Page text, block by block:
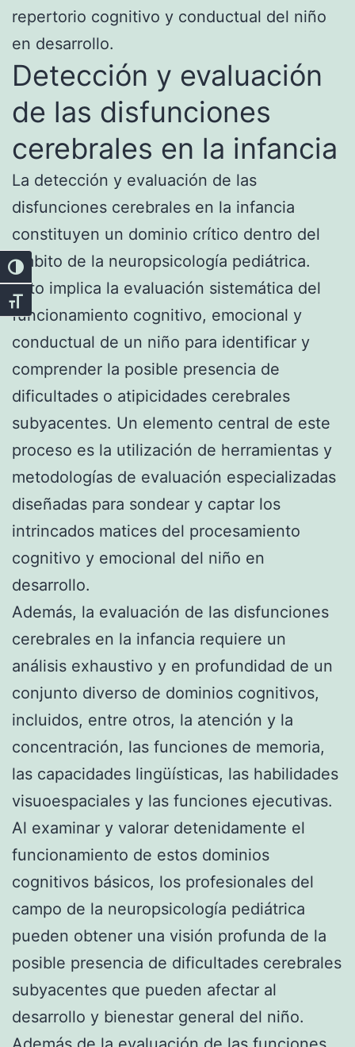
Alternar alto contraste
Alternar tamaño de letra
repertorio cognitivo y conductual del niño
en desarrollo.
Detección y evaluación
de las disfunciones
cerebrales en la infancia
La detección y evaluación de las
disfunciones cerebrales en la infancia
constituyen un dominio crítico dentro del
ámbito de la neuropsicología pediátrica.
Esto implica la evaluación sistemática del
funcionamiento cognitivo, emocional y
conductual de un niño para identificar y
comprender la posible presencia de
dificultades o atipicidades cerebrales
subyacentes. Un elemento central de este
proceso es la utilización de herramientas y
metodologías de evaluación especializadas
diseñadas para sondear y captar los
intrincados matices del procesamiento
cognitivo y emocional del niño en
desarrollo.
Además, la evaluación de las disfunciones
cerebrales en la infancia requiere un
análisis exhaustivo y en profundidad de un
conjunto diverso de dominios cognitivos,
incluidos, entre otros, la atención y la
concentración, las funciones de memoria,
las capacidades lingüísticas, las habilidades
visuoespaciales y las funciones ejecutivas.
Al examinar y valorar detenidamente el
funcionamiento de estos dominios
cognitivos básicos, los profesionales del
campo de la neuropsicología pediátrica
pueden obtener una visión profunda de la
posible presencia de dificultades cerebrales
subyacentes que pueden afectar al
desarrollo y bienestar general del niño.